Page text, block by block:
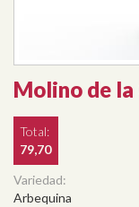
Molino de la
Total:
79,70
Variedad:
Arbequina